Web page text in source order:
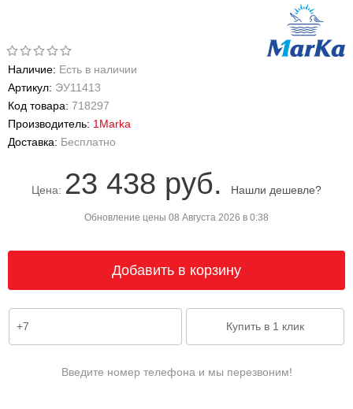
Наличие: Есть в наличии
Артикул: ЭУ11413
Код товара: 718297
Производитель: 1Marka
Доставка: Бесплатно
Цена: 23 438 руб. Нашли дешевле?
Обновление цены 08 Августа 2026 в 0:38
Введите номер телефона и мы перезвоним!